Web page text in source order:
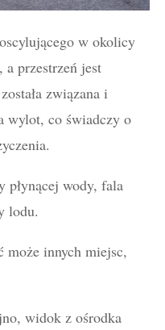
w okolicy
przestrzeń jest
związana i
wylot, co świadczy o
płynącej wody, fala
lodu.
może innych miejsc,
widok z ośrodka